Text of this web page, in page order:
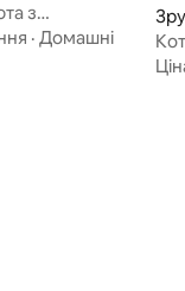
з
річці
· Домашні